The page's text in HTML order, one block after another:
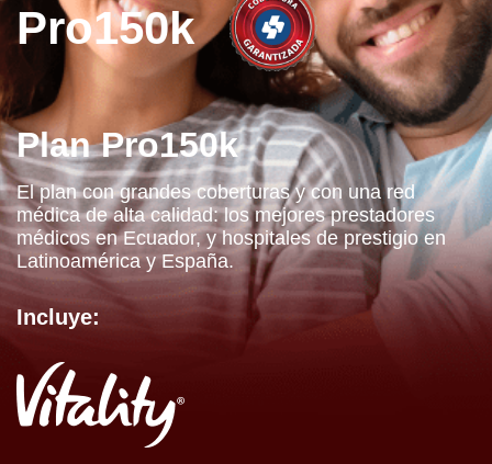
Pro150k
Plan Pro150k
El plan con grandes coberturas y con una red
médica de alta calidad: los mejores prestadores
médicos en Ecuador, y hospitales de prestigio en
Latinoamérica y España.
Incluye: